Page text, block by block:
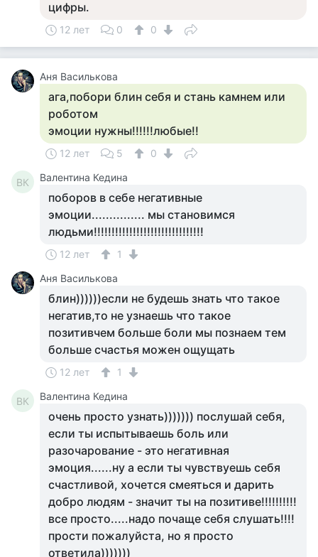
цифры.
12 лет 0 0
Аня Василькова
ага,побори блин себя и стань камнем или
роботом
эмоции нужны!!!!!!любые!!
12 лет 5 0
ВК Валентина Кедина
поборов в себе негативные
эмоции............... мы становимся
людьми!!!!!!!!!!!!!!!!!!!!!!!!!!!!!!!
12 лет
1
Аня Василькова
блин))))))если не будешь знать что такое
негатив,то не узнаешь что такое
позитивчем больше боли мы познаем тем
больше счастья можен ощущать
12 лет 1
ВК Валентина Кедина
очень просто узнать))))))) послушай себя,
если ты испытываешь боль или
разочарование - это негативная
эмоция......ну а если ты чувствуешь себя
счастливой, хочется смеяться и дарить
добро людям - значит ты на позитиве!!!!!!!!!!
все просто.....надо почаще себя слушать!!!!
прости пожалуйста, но я просто
ответила)))))))